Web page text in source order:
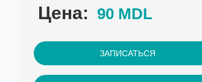
Цена: 90 MDL
ЗАПИСАТЬСЯ